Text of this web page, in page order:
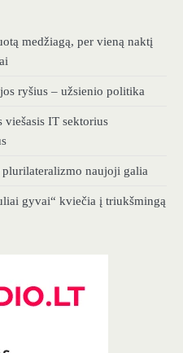
medžiagą, per vieną naktį
ryšius – užsienio politika
IT sektorius
naujoji galia
gyvai“ kviečia į triukšmingą